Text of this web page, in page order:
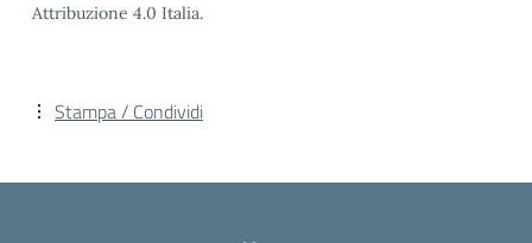
Attribuzione 4.0 Italia.
Stampa / Condividi